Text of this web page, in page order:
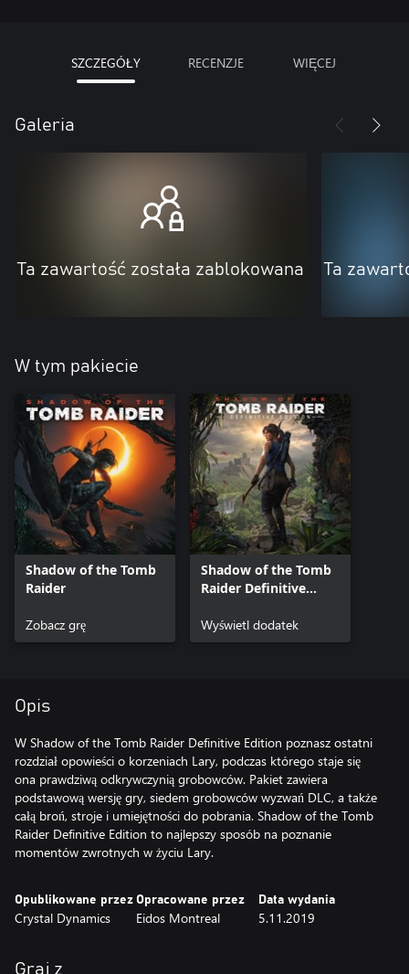
SZCZEGÓŁY RECENZJE WIĘCEJ
Galeria
Ta zawartość została zablokowana Ta
W tym pakiecie
Shadow of the Tomb
Raider
Zobacz grę
Shadow of the Tomb
Raider Definitive
Wyświetl dodatek
Opis
W Shadow of the Tomb Raider Definitive Edition poznasz ostatni
rozdział opowieści o korzeniach Lary, podczas którego staje się
ona prawdziwą odkrywczynią grobowców. Pakiet zawiera
podstawową wersję gry, siedem grobowców wyzwań DLC, a także
całą broń, stroje i umiejętności do pobrania. Shadow of the Tomb
Raider Definitive Edition to najlepszy sposób na poznanie
momentów zwrotnych w życiu Lary.
Opublikowane przez
Crystal Dynamics
Opracowane przez
Eidos Montreal
Data wydania
5.11.2019
Graj z